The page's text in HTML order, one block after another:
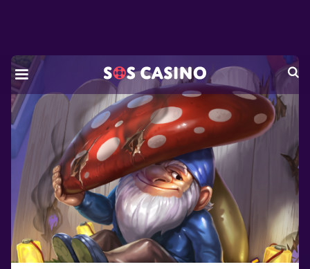
Skip
the
content